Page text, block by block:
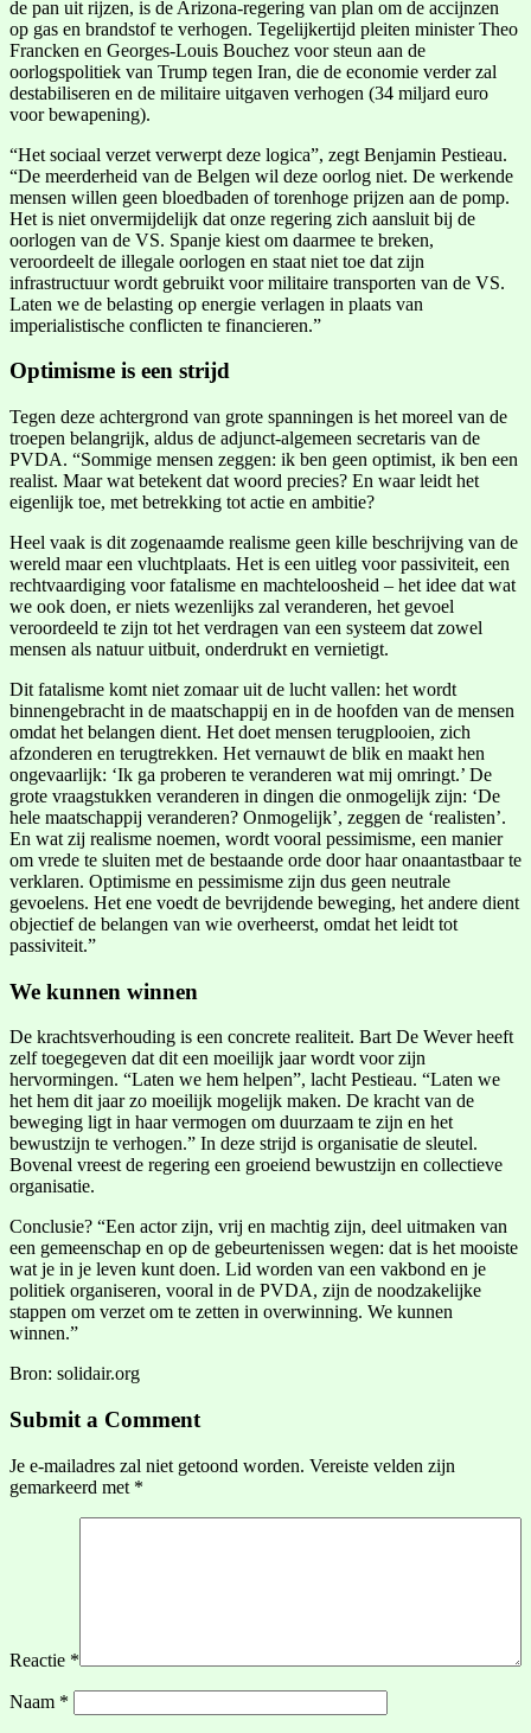
de pan uit rijzen, is de Arizona-regering van plan om de accijnzen
op gas en brandstof te verhogen. Tegelijkertijd pleiten minister Theo
Francken en Georges-Louis Bouchez voor steun aan de
oorlogspolitiek van Trump tegen Iran, die de economie verder zal
destabiliseren en de militaire uitgaven verhogen (34 miljard euro
voor bewapening).
“Het sociaal verzet verwerpt deze logica”, zegt Benjamin Pestieau.
“De meerderheid van de Belgen wil deze oorlog niet. De werkende
mensen willen geen bloedbaden of torenhoge prijzen aan de pomp.
Het is niet onvermijdelijk dat onze regering zich aansluit bij de
oorlogen van de VS. Spanje kiest om daarmee te breken,
veroordeelt de illegale oorlogen en staat niet toe dat zijn
infrastructuur wordt gebruikt voor militaire transporten van de VS.
Laten we de belasting op energie verlagen in plaats van
imperialistische conflicten te financieren.”
Optimisme is een strijd
Tegen deze achtergrond van grote spanningen is het moreel van de
troepen belangrijk, aldus de adjunct-algemeen secretaris van de
PVDA. “Sommige mensen zeggen: ik ben geen optimist, ik ben een
realist. Maar wat betekent dat woord precies? En waar leidt het
eigenlijk toe, met betrekking tot actie en ambitie?
Heel vaak is dit zogenaamde realisme geen kille beschrijving van de
wereld maar een vluchtplaats. Het is een uitleg voor passiviteit, een
rechtvaardiging voor fatalisme en machteloosheid – het idee dat wat
we ook doen, er niets wezenlijks zal veranderen, het gevoel
veroordeeld te zijn tot het verdragen van een systeem dat zowel
mensen als natuur uitbuit, onderdrukt en vernietigt.
Dit fatalisme komt niet zomaar uit de lucht vallen: het wordt
binnengebracht in de maatschappij en in de hoofden van de mensen
omdat het belangen dient. Het doet mensen terugplooien, zich
afzonderen en terugtrekken. Het vernauwt de blik en maakt hen
ongevaarlijk: ‘Ik ga proberen te veranderen wat mij omringt.’ De
grote vraagstukken veranderen in dingen die onmogelijk zijn: ‘De
hele maatschappij veranderen? Onmogelijk’, zeggen de ‘realisten’.
En wat zij realisme noemen, wordt vooral pessimisme, een manier
om vrede te sluiten met de bestaande orde door haar onaantastbaar te
verklaren. Optimisme en pessimisme zijn dus geen neutrale
gevoelens. Het ene voedt de bevrijdende beweging, het andere dient
objectief de belangen van wie overheerst, omdat het leidt tot
passiviteit.”
We kunnen winnen
De krachtsverhouding is een concrete realiteit. Bart De Wever heeft
zelf toegegeven dat dit een moeilijk jaar wordt voor zijn
hervormingen. “Laten we hem helpen”, lacht Pestieau. “Laten we
het hem dit jaar zo moeilijk mogelijk maken. De kracht van de
beweging ligt in haar vermogen om duurzaam te zijn en het
bewustzijn te verhogen.” In deze strijd is organisatie de sleutel.
Bovenal vreest de regering een groeiend bewustzijn en collectieve
organisatie.
Conclusie? “Een actor zijn, vrij en machtig zijn, deel uitmaken van
een gemeenschap en op de gebeurtenissen wegen: dat is het mooiste
wat je in je leven kunt doen. Lid worden van een vakbond en je
politiek organiseren, vooral in de PVDA, zijn de noodzakelijke
stappen om verzet om te zetten in overwinning. We kunnen
winnen.”
Bron: solidair.org
Submit a Comment
Je e-mailadres zal niet getoond worden. Vereiste velden zijn
gemarkeerd met *
Reactie *
Naam *